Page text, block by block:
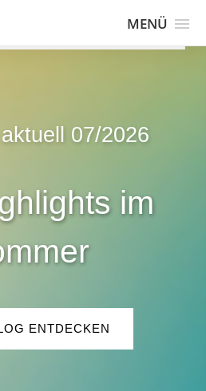
MENÜ
07/2026
im
ENTDECKEN